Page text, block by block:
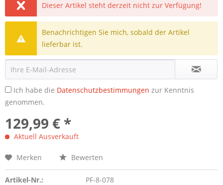
Dieser Artikel steht derzeit nicht zur Verfügung!
Benachrichtigen Sie mich, sobald der Artikel
lieferbar ist.
Ich habe die Datenschutzbestimmungen zur Kenntnis
genommen.
129,99 € *
Aktuell Ausverkauft
Merken Bewerten
Artikel-Nr.: PF-8-078